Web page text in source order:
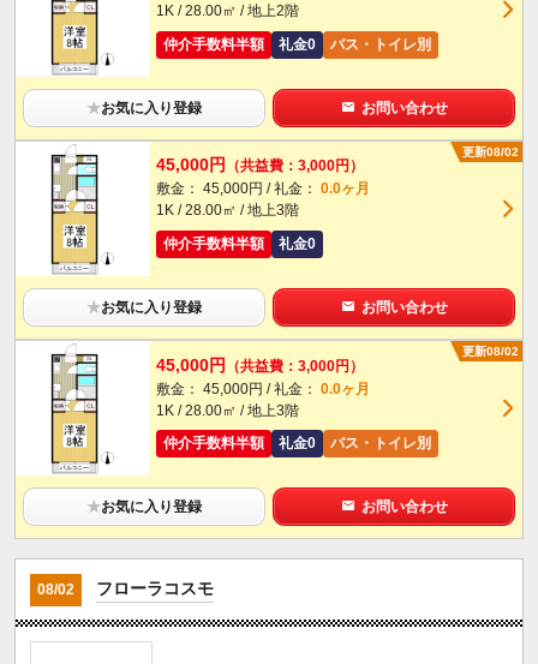
1K / 28.00㎡ / 地上2階
仲介手数料半額
礼金0 バス・トイレ別
★お気に入り登録 お問い合わせ
更新08/02
45,000円
（共益費：3,000円）
敷金： 45,000円 / 礼金： 0.0ヶ月
1K / 28.00㎡ / 地上3階
仲介手数料半額
礼金0
★お気に入り登録 お問い合わせ
更新08/02
45,000円 （共益費：3,000円）
敷金： 45,000円 / 礼金： 0.0ヶ月
1K / 28.00㎡ / 地上3階
仲介手数料半額
礼金0 バス・トイレ別
★お気に入り登録 お問い合わせ
08/02 フローラコスモ